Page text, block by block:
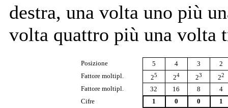
destra, una volta uno più
volta quattro più una volta
Posizione 5 4 3
2
Fattore moltipl.
25 24 23 22
Fattore moltipl. 32 16 8
4
Cifre
1 0 0 1